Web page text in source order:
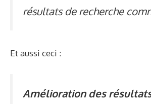
résultats de recherche
Et aussi ceci :
Amélioration des